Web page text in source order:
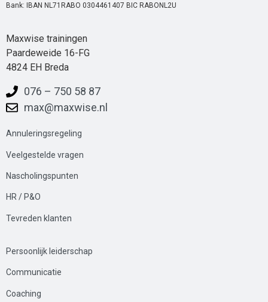
Bank: IBAN NL71RABO 0304461407 BIC RABONL2U
Maxwise trainingen
Paardeweide 16-FG
4824 EH Breda
076 – 750 58 87
max@maxwise.nl
Annuleringsregeling
Veelgestelde vragen
Nascholingspunten
HR / P&O
Tevreden klanten
Persoonlijk leiderschap
Communicatie
Coaching